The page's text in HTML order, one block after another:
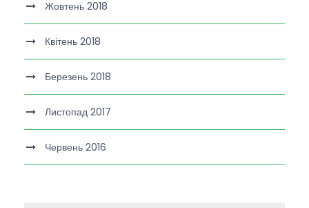
Жовтень 2018
Квітень 2018
Березень 2018
Листопад 2017
Червень 2016